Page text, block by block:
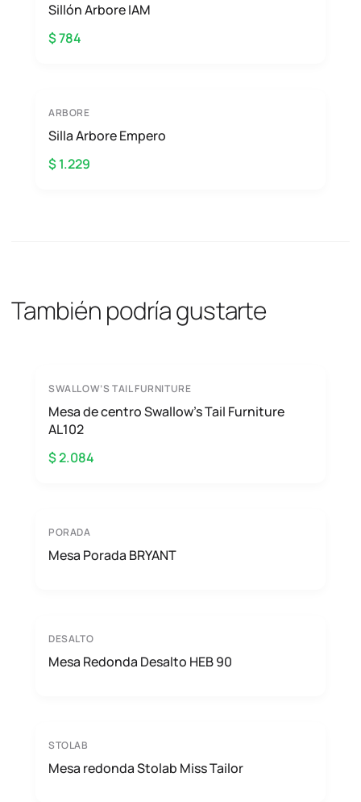
Sillón Arbore IAM
$ 784
ARBORE
Silla Arbore Empero
$ 1.229
También podría gustarte
SWALLOW’S TAIL FURNITURE
Mesa de centro Swallow’s Tail Furniture
AL102
$ 2.084
PORADA
Mesa Porada BRYANT
DESALTO
Mesa Redonda Desalto HEB 90
STOLAB
Mesa redonda Stolab Miss Tailor